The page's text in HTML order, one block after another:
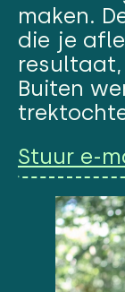
maken.
die je
Buiten
Stuur e-